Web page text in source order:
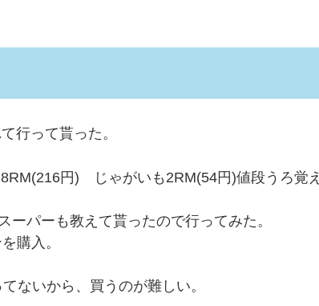
行って貰った。
円) じゃがいも2RM(54円)値段うろ覚え
パーも教えて貰ったので行ってみた。
購入。
ないから、買うのが難しい。